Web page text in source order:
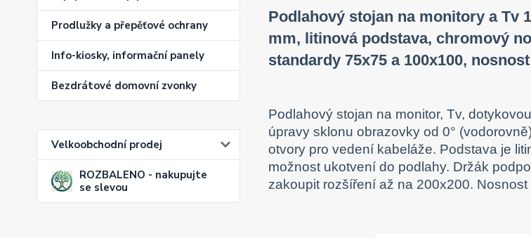
Prodlužky a přepěťové ochrany
Info-kiosky, informační panely
Bezdrátové domovní zvonky
Velkoobchodní prodej
ROZBALENO - nakupujte
se slevou
Podlahový stojan na monitory a Tv
mm, litinová podstava, chromový
standardy 75x75 a 100x100,
Podlahový stojan na monitor, Tv,
úpravy sklonu obrazovky od 0°
otvory pro vedení kabeláže. Podstava je
možnost ukotvení do podlahy. Držák
zakoupit rozšíření až na 200x200. Nosnost